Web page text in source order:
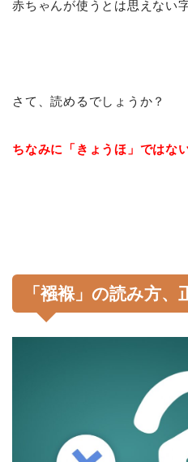
赤ちゃんが使うとは思えない
さて、読めるでしょうか？
ちなみに「きょうほ」ではな
「襁褓」の読み方